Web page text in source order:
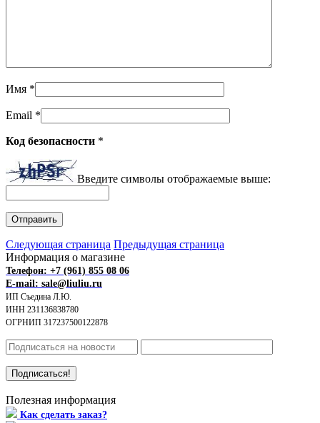
Имя *
Email *
Код безопасности *
Введите символы отображаемые выше:
Следующая страница Предыдущая страница
Информация о магазине
Телефон: +7 (961) 855 08 06
E-mail: sale@liuliu.ru
ИП Съедина Л.Ю.
ИНН 231136838780
ОГРНИП 317237500122878
Полезная информация
Как сделать заказ?